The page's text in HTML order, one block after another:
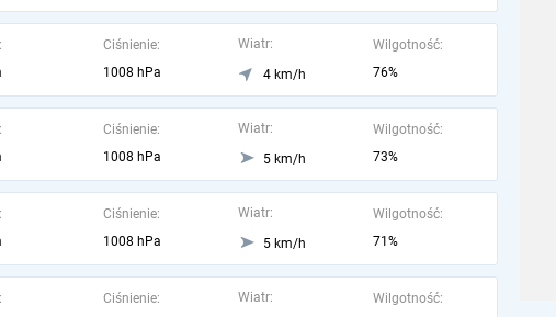
Ciśnienie:
1008 hPa
Wiatr:
4 km/h
Wilgotność:
76%
Ciśnienie:
1008 hPa
Wiatr:
5 km/h
Wilgotność:
73%
Ciśnienie:
1008 hPa
Wiatr:
5 km/h
Wilgotność:
71%
Ciśnienie:
Wiatr:
Wilgotność: